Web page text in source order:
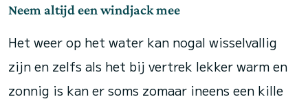
Neem altijd een windjack mee
Het weer op het water kan nogal wisselvallig
zijn en zelfs als het bij vertrek lekker warm en
zonnig is kan er soms zomaar ineens een kille